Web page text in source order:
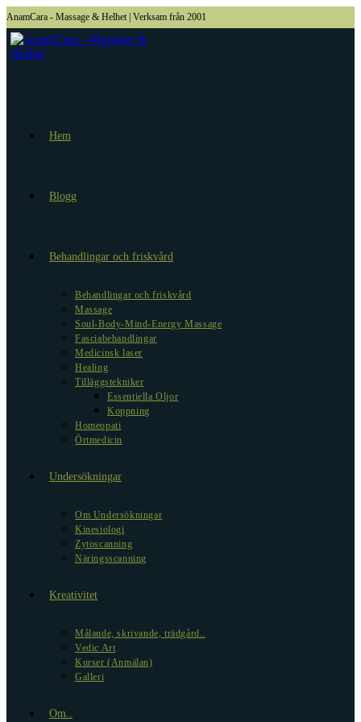
Hoppa
till
innehållet
AnamCara - Massage & Helhet | Verksam från 2001
Hem
Blogg
Behandlingar och friskvård
Behandlingar och friskvård
Massage
Soul-Body-Mind-Energy Massage
Fasciabehandlingar
Medicinsk laser
Healing
Tilläggstekniker
Essentiella Oljor
Koppning
Homeopati
Örtmedicin
Undersökningar
Om Undersökningar
Kinesiologi
Zytoscanning
Näringsscanning
Kreativitet
Målande, skrivande, trädgård..
Vedic Art
Kurser (Anmälan)
Galleri
Om..